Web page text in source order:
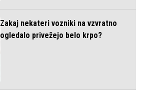
Zakaj nekateri vozniki na vzvratno
ogledalo privežejo belo krpo?